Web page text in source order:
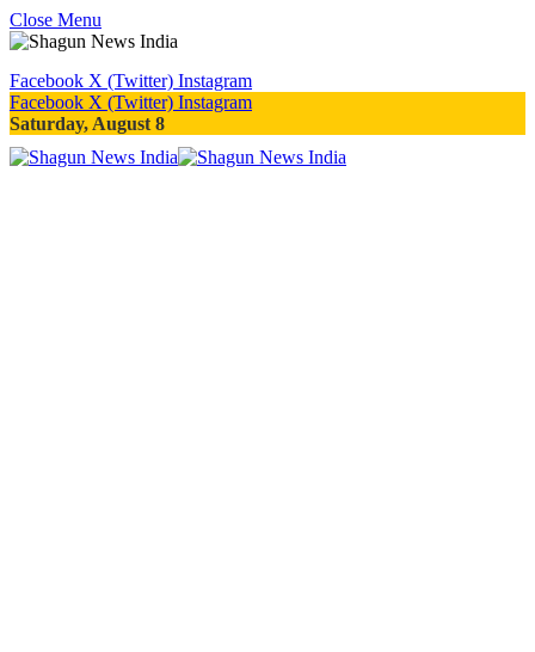
Close Menu
Facebook X (Twitter) Instagram
Facebook X (Twitter) Instagram
Saturday, August 8